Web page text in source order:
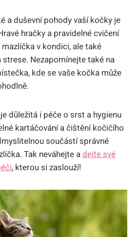
a duševní pohody vaší kočky je
hračky a pravidelné cvičení
v kondici, ale také
strese. Nezapomínejte také na
kde se vaše kočka může
důležitá i péče o srst a hygienu
kartáčování a čištění kočičího
součástí správné
Tak neváhejte adejte své
, kterou si zaslouží!